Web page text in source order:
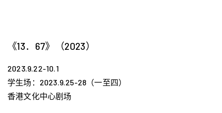
《13．67》（2023）
2023.9.22-10.1
学生场：2023.9.25-28（一至四）
香港文化中心剧场